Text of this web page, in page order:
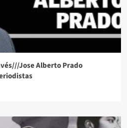
Jose Alberto Prado